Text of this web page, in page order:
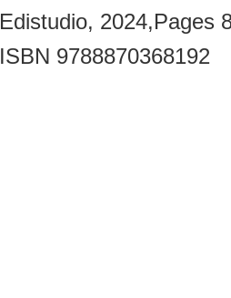
Edistudio, 2024,Pages
ISBN 9788870368192